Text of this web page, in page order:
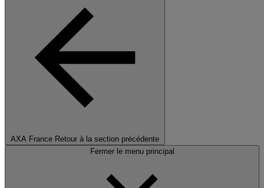
AXA France Retour à la section précédente
Fermer le menu principal